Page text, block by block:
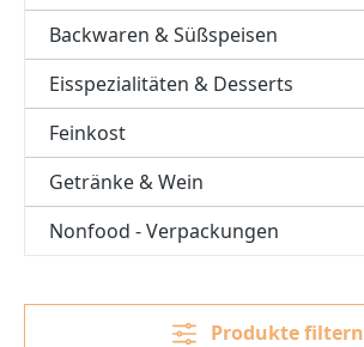
Backwaren & Süßspeisen
Eisspezialitäten & Desserts
Feinkost
Getränke & Wein
Nonfood - Verpackungen
Produkte filtern